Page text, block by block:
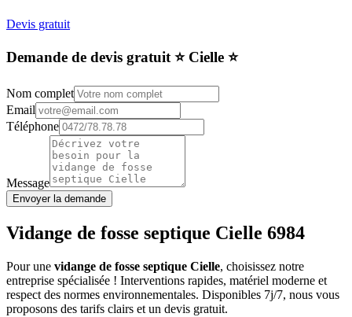
Devis gratuit
Demande de devis gratuit ⭐️ Cielle ⭐️
Nom complet
Email
Téléphone
Message
Envoyer la demande
Vidange de fosse septique Cielle 6984
Pour une vidange de fosse septique Cielle, choisissez notre
entreprise spécialisée ! Interventions rapides, matériel moderne et
respect des normes environnementales. Disponibles 7j/7, nous vous
proposons des tarifs clairs et un devis gratuit.